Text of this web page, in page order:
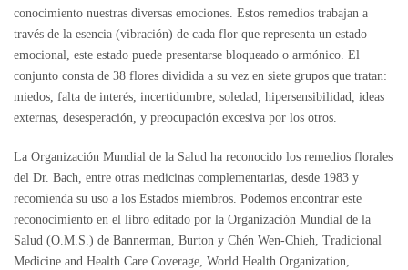
conocimiento nuestras diversas emociones. Estos remedios trabajan a
través de la esencia (vibración) de cada flor que representa un estado
emocional, este estado puede presentarse bloqueado o armónico. El
conjunto consta de 38 flores dividida a su vez en siete grupos que tratan:
miedos, falta de interés, incertidumbre, soledad, hipersensibilidad, ideas
externas, desesperación, y preocupación excesiva por los otros.
La Organización Mundial de la Salud ha reconocido los remedios florales
del Dr. Bach, entre otras medicinas complementarias, desde 1983 y
recomienda su uso a los Estados miembros. Podemos encontrar este
reconocimiento en el libro editado por la Organización Mundial de la
Salud (O.M.S.) de Bannerman, Burton y Chén Wen-Chieh, Tradicional
Medicine and Health Care Coverage, World Health Organization,